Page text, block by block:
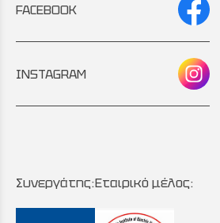
FACEBOOK
INSTAGRAM
Συνεργάτης:Εταιρικό μέλος: